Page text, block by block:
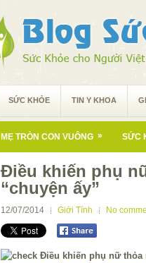
SỨC KHỎE TIN Y KHOA
MẸ TRÒN CON VUÔNG » SỨC
Điều khiến phụ
“chuyện ấy”
12/07/2014 Giới Tính No